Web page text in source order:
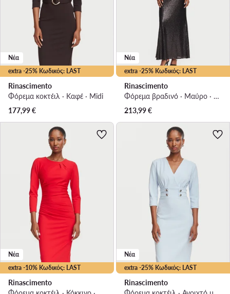
extra -25% Κωδικός: LAST
Νέα
Rinascimento
Φόρεμα κοκτέιλ · Καφέ · Midi
177,99€
extra -25% Κωδικός: LAST
Νέα
Rinascimento
Φόρεμα βραδινό · Μαύρο · Maxi
213,99€
extra -10% Κωδικός: LAST
Νέα
Rinascimento
extra -25% Κωδικός: LAST
Νέα
Rinascimento